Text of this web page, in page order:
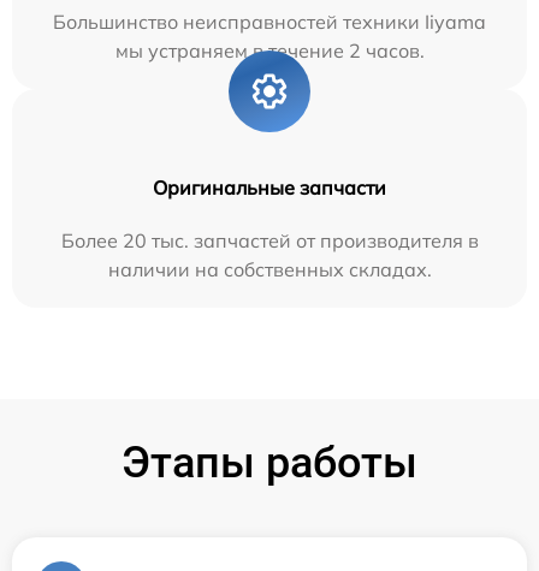
Большинство неисправностей техники Iiyama
мы устраняем в течение 2 часов.
Оригинальные запчасти
Более 20 тыс. запчастей от производителя в
наличии на собственных складах.
Этапы работы